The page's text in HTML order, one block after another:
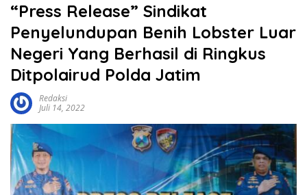
“Press Release” Sindikat
Penyelundupan Benih Lobster Luar
Negeri Yang Berhasil di Ringkus
Ditpolairud Polda Jatim
Redaksi
Juli 14, 2022